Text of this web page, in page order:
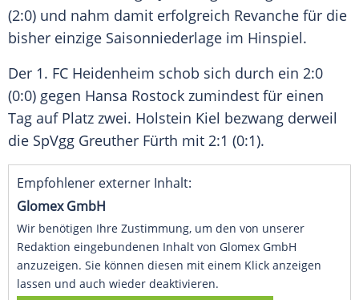
(2:0) und nahm damit erfolgreich Revanche für die
bisher einzige Saisonniederlage im Hinspiel.
Der 1. FC Heidenheim schob sich durch ein 2:0
(0:0) gegen Hansa Rostock zumindest für einen
Tag auf Platz zwei. Holstein Kiel bezwang derweil
die SpVgg Greuther Fürth mit 2:1 (0:1).
Empfohlener externer Inhalt:
Glomex GmbH
Wir benötigen Ihre Zustimmung, um den von unserer
Redaktion eingebundenen Inhalt von Glomex GmbH
anzuzeigen. Sie können diesen mit einem Klick anzeigen
lassen und auch wieder deaktivieren.